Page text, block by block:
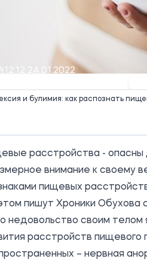
12:12 24.01.2022
и булимия: как распознать
расстройства - опасны
внимание к своему
пищевых
пишут Хроники Обухова
недовольство своим
расстройств
– нервная